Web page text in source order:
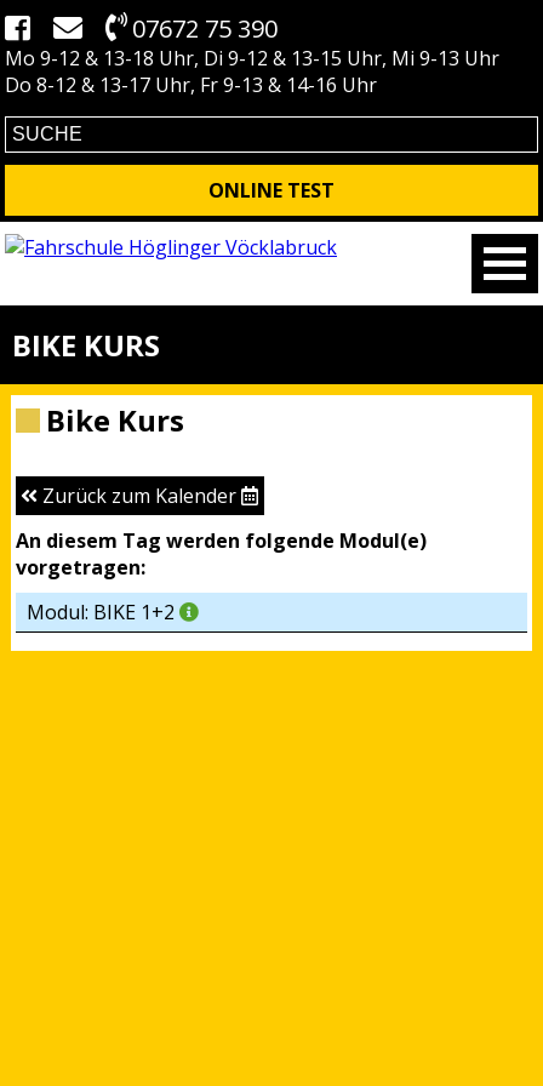
07672 75 390
Mo 9-12 & 13-18 Uhr, Di 9-12 & 13-15 Uhr, Mi 9-13 Uhr
Do 8-12 & 13-17 Uhr, Fr 9-13 & 14-16 Uhr
ONLINE TEST
BIKE KURS
Bike Kurs
Zurück zum Kalender
An diesem Tag werden folgende Modul(e)
vorgetragen:
Modul: BIKE 1+2